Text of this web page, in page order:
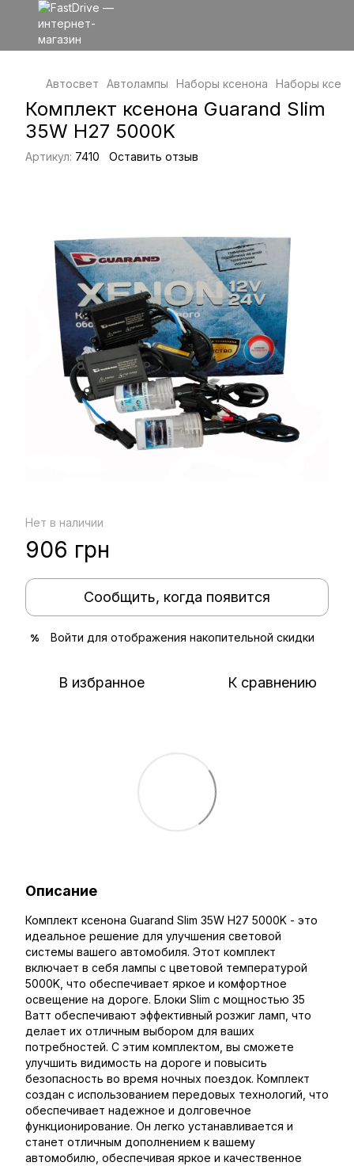
Автосвет Автолампы Наборы ксенона Наборы
Комплект ксенона Guarand Slim
35W H27 5000K
Артикул: 7410 Оставить отзыв
Нет в наличии
906 грн
Сообщить, когда появится
% Войти для отображения накопительной скидки
В избранное К сравнению
Описание
Комплект ксенона Guarand Slim 35W H27 5000K - это
идеальное решение для улучшения световой
системы вашего автомобиля. Этот комплект
включает в себя лампы с цветовой температурой
5000K, что обеспечивает яркое и комфортное
освещение на дороге. Блоки Slim с мощностью 35
Ватт обеспечивают эффективный розжиг ламп, что
делает их отличным выбором для ваших
потребностей. С этим комплектом, вы сможете
улучшить видимость на дороге и повысить
безопасность во время ночных поездок. Комплект
создан с использованием передовых технологий, что
обеспечивает надежное и долговечное
функционирование. Он легко устанавливается и
станет отличным дополнением к вашему
автомобилю, обеспечивая яркое и качественное